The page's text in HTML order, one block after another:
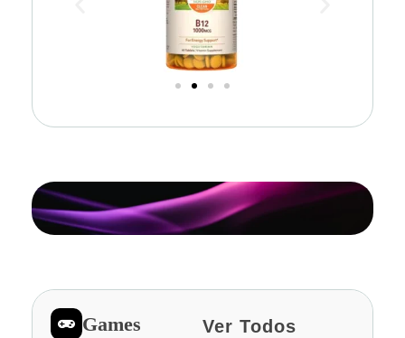
Games Ver Todos